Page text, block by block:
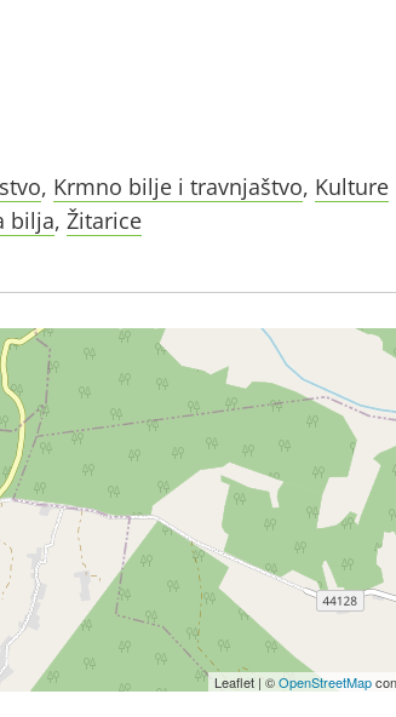
, Krmno bilje i travnjaštvo, Kulture
bilja, Žitarice
Leaflet | ©OpenStreetMap